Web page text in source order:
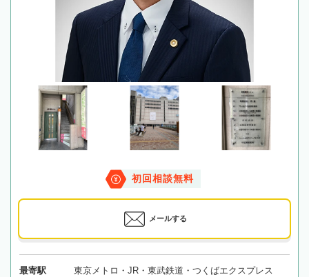
初回相談無料
メールする
最寄駅
東京メトロ・JR・東武鉄道・つくばエクスプレス